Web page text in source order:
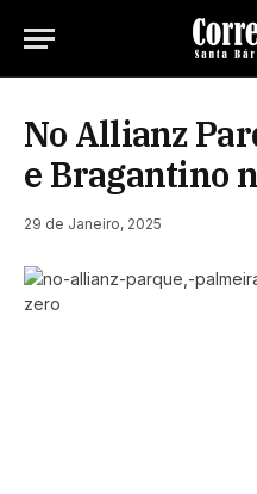
No Allianz
e Bragantino
29 de Janeiro, 2025